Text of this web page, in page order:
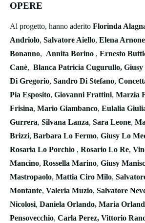
OPERE
Al progetto, hanno aderito Florinda
Andriolo, Salvatore Aiello, Elena Arnone
Bonanno, Annita Borino , Ernesto
Canè, Blanca Patricia Cugurullo,
Di Gregorio, Sandro Di Stefano,
Pia Esposito, Giovanni Frattini, Marzia
Frisina, Mario Giambanco, Eulalia
Gurrera, Silvana Lanza, Sara Leone,
Brizzi, Barbara Lo Fermo, Giusy Lo
Rosaria Lo Porchio , Rosario Lo Re,
Mancino, Rossella Marino, Giusy
Mastropaolo, Mattia Ciro Milo,
Montante, Valeria Muzio, Salvatore
Nicolosi, Daniela Orlando, Maria
Pensovecchio, Carla Perez, Vittorio